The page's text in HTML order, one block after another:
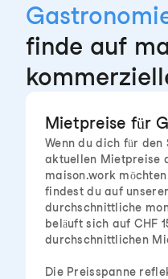
finde auf
Mietpreise für
Wenn du dich für
aktuellen Mietpreise
maison.work
findest du auf
durchschnittliche
beläuft sich auf CHF
durchschnittlichen
Die Preisspanne